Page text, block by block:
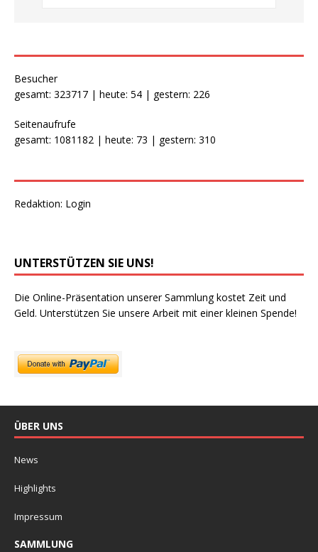
Besucher
gesamt: 323717 | heute: 54 | gestern: 226
Seitenaufrufe
gesamt: 1081182 | heute: 73 | gestern: 310
Redaktion: Login
UNTERSTÜTZEN SIE UNS!
Die Online-Präsentation unserer Sammlung kostet Zeit und
Geld. Unterstützen Sie unsere Arbeit mit einer kleinen Spende!
ÜBER UNS
News
Highlights
Impressum
SAMMLUNG